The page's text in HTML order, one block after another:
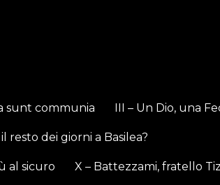
sunt communia III – Un Dio, una
resto dei giorni a Basilea?
al sicuro X – Battezzami, fratello